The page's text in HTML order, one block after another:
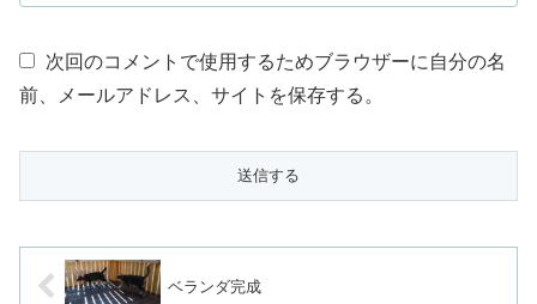
次回のコメントで使用するためブラウザーに自分の名
前、メールアドレス、サイトを保存する。
ベランダ完成